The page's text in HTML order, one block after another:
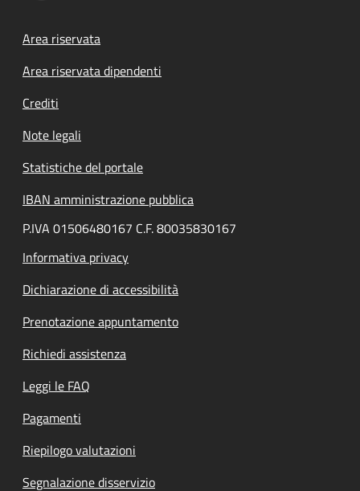
Footer menu
Area riservata
Area riservata dipendenti
Crediti
Note legali
Statistiche del portale
IBAN amministrazione pubblica
P.IVA 01506480167 C.F. 80035830167
Informativa privacy
Dichiarazione di accessibilità
Prenotazione appuntamento
Richiedi assistenza
Leggi le FAQ
Pagamenti
Riepilogo valutazioni
Segnalazione disservizio